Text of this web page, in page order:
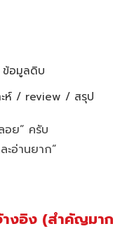
ข้อมูลดิบ
ะห์ / review / สรุป
ย” ครับ
อ่านยาก”
างอิง (สำคัญมาก